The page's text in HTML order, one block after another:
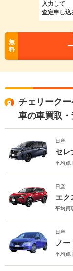
入力して
査定申し込
無
料
チェリーク
車の車買取
日産
セレ
平均買
日産
エク
平均買
日産
ノー
平均買